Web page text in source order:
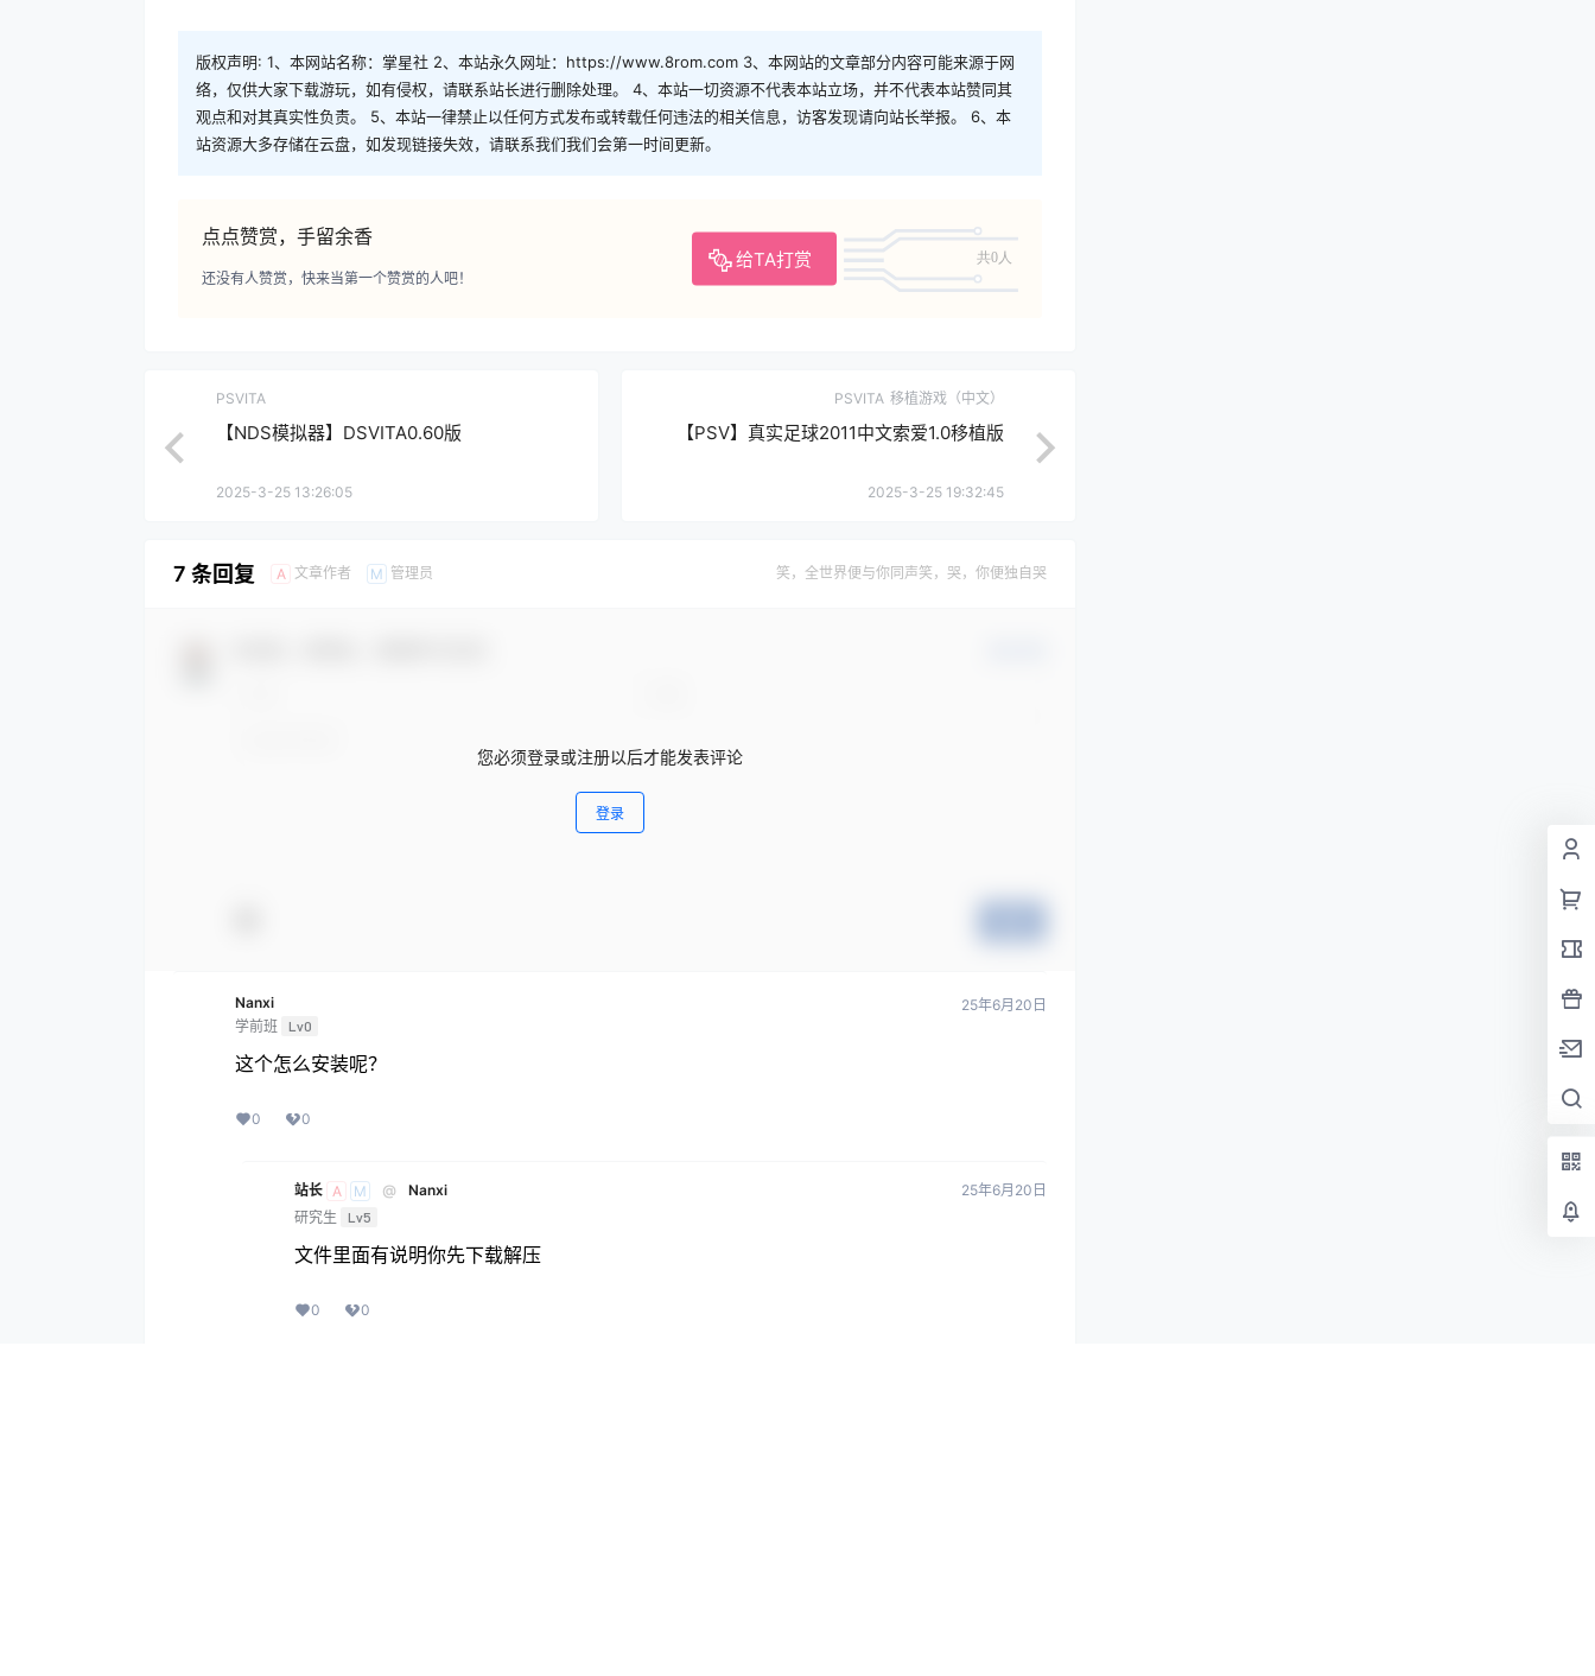
版权声明: 1、本网站名称：掌星社 2、本站永久网址：https://www.8rom.com 3、本网站的文章部分内容可能来源于网
络，仅供大家下载游玩，如有侵权，请联系站长进行删除处理。 4、本站一切资源不代表本站立场，并不代表本站赞同其
观点和对其真实性负责。 5、本站一律禁止以任何方式发布或转载任何违法的相关信息，访客发现请向站长举报。 6、本
站资源大多存储在云盘，如发现链接失效，请联系我们我们会第一时间更新。
点点赞赏，手留余香
给TA打赏 共0人
还没有人赞赏，快来当第一个赞赏的人吧！
PSVITA
【NDS模拟器】DSVITA0.60版
2025-3-25 13:26:05
PSVITA 移植游戏（中文）
【PSV】真实足球2011中文索爱1.0移植版
2025-3-25 19:32:45
7 条回复 A 文章作者 M 管理员 笑，全世界便与你同声笑，哭，你便独自哭
您必须登录或注册以后才能发表评论
登录
Nanxi
学前班 Lv0
25年6月20日
这个怎么安装呢？
0 0
站长 A M @
Nanxi
研究生
Lv5
25年6月20日
文件里面有说明你先下载解压
0 0